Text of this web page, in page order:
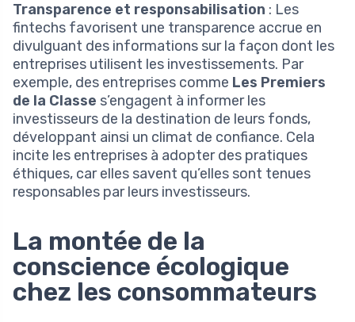
Transparence et responsabilisation : Les
fintechs favorisent une transparence accrue en
divulguant des informations sur la façon dont les
entreprises utilisent les investissements. Par
exemple, des entreprises comme Les Premiers
de la Classe s’engagent à informer les
investisseurs de la destination de leurs fonds,
développant ainsi un climat de confiance. Cela
incite les entreprises à adopter des pratiques
éthiques, car elles savent qu’elles sont tenues
responsables par leurs investisseurs.
La montée de la
conscience écologique
chez les consommateurs